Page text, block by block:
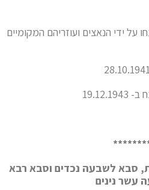
על ידי הנאצים ועוזריהם המקומיים
סבא לשבעה נכדים וסבא רבא
עשר נינים